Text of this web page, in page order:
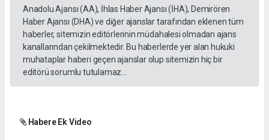
Anadolu Ajansı (AA), İhlas Haber Ajansı (İHA), Demirören
Haber Ajansı (DHA) ve diğer ajanslar tarafından eklenen tüm
haberler, sitemizin editörlerinin müdahalesi olmadan ajans
kanallarından çekilmektedir. Bu haberlerde yer alan hukuki
muhataplar haberi geçen ajanslar olup sitemizin hiç bir
editörü sorumlu tutulamaz...
Habere Ek Video